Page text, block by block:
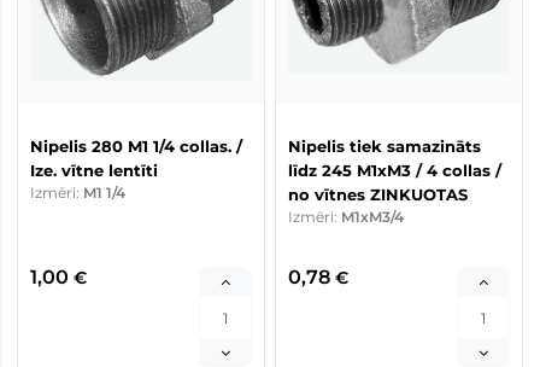
Nipelis 280 M1 1/4 collas. /
Ize. vītne lentīti
Izmēri: M1 1/4
1,00 €
Nipelis tiek samazināts
līdz 245 M1xM3 / 4 collas /
no vītnes ZINKUOTAS
Izmēri: M1xM3/4
0,78 €